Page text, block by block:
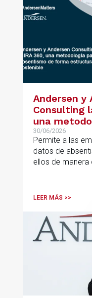
Andersen y
Consulting
una
reducir el
forma
sostenible
30/06/2026
Permite a las
datos de
ellos de manera
LEER MÁS >>